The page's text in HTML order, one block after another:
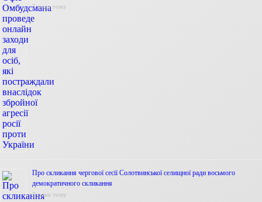
2 роки тому
Про скликання чергової сесії Солотвинської селищної ради восьмого
демократичного скликання
2 роки тому